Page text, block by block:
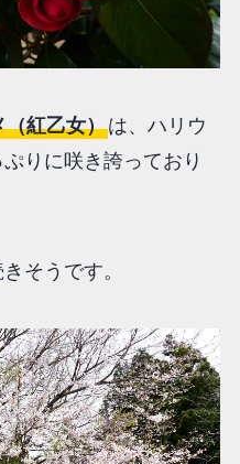
（紅乙女）は、ハリウ
りに咲き誇っており
そうです。